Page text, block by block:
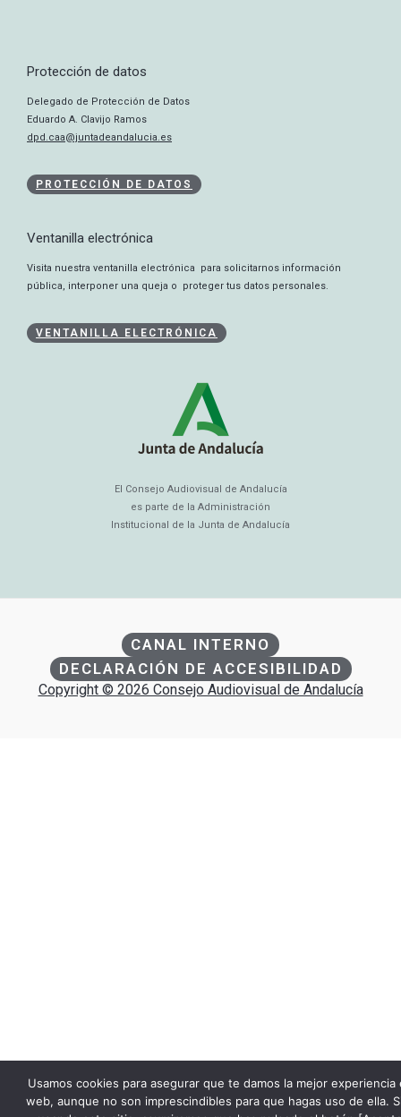
Protección de datos
Delegado de Protección de Datos
Eduardo A. Clavijo Ramos
dpd.caa@juntadeandalucia.es
PROTECCIÓN DE DATOS
Ventanilla electrónica
Visita nuestra ventanilla electrónica para solicitarnos información
pública, interponer una queja o proteger tus datos personales.
VENTANILLA ELECTRÓNICA
El Consejo Audiovisual de Andalucía
es parte de la Administración
Institucional de la Junta de Andalucía
CANAL INTERNO
DECLARACIÓN DE ACCESIBILIDAD
Copyright © 2026 Consejo Audiovisual de Andalucía
Usamos cookies para asegurar que te damos la mejor experiencia
web, aunque no son imprescindibles para que hagas uso de ella.